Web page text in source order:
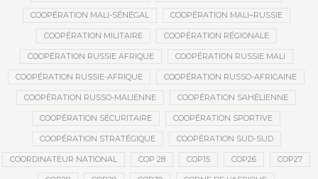
COOPÉRATION MALI-SÉNÉGAL COOPÉRATION MALI–RUSSIE
COOPÉRATION MILITAIRE COOPÉRATION RÉGIONALE
COOPÉRATION RUSSIE AFRIQUE COOPÉRATION RUSSIE MALI
COOPÉRATION RUSSIE-AFRIQUE COOPÉRATION RUSSO-AFRICAINE
COOPÉRATION RUSSO-MALIENNE COOPÉRATION SAHÉLIENNE
COOPÉRATION SÉCURITAIRE COOPÉRATION SPORTIVE
COOPÉRATION STRATÉGIQUE COOPÉRATION SUD-SUD
COORDINATEUR NATIONAL COP 28 COP15 COP26 COP27